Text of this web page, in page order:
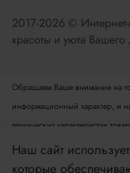
2017-2026 ©
красоты и уюта
Обращаем Ваше внимание на
информационный характер, и
технических характеристик
публичной офертой,
кодекса РФ. Для получения
Наш сайт
которые